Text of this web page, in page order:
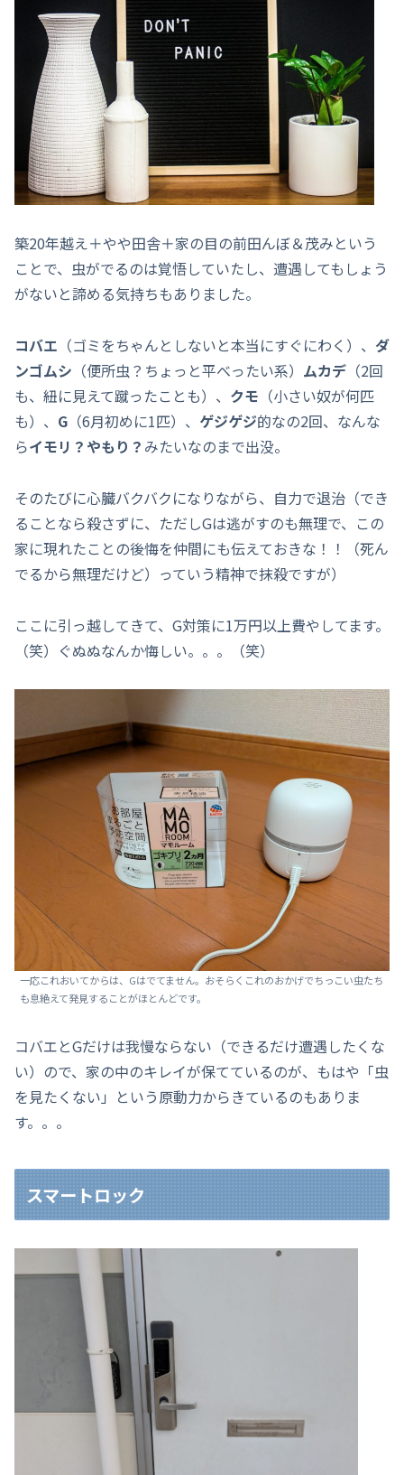
築20年越え＋やや田舎＋家の目の前田んぼ＆茂みという
ことで、虫がでるのは覚悟していたし、遭遇してもしょう
がないと諦める気持ちもありました。
コバエ （ゴミをちゃんとしないと本当にすぐにわく）、 ダ
ンゴムシ （便所虫？ちょっと平べったい系） ムカデ （2回
も、紐に見えて蹴ったことも）、 クモ （小さい奴が何匹
も）、 G （6月初めに1匹）、 ゲジゲジ的なの2回、なんな
らイモリ？やもり？ みたいなのまで出没。
そのたびに心臓バクバクになりながら、自力で退治（でき
ることなら殺さずに、ただしGは逃がすのも無理で、この
家に現れたことの後悔を仲間にも伝えておきな！！（死ん
でるから無理だけど）っていう精神で抹殺ですが）
ここに引っ越してきて、G対策に1万円以上費やしてます。
（笑）ぐぬぬなんか悔しい。。。（笑）
一応これおいてからは、Gはでてません。おそらくこれのおかげでちっこい虫たち
も息絶えて発見することがほとんどです。
コバエとGだけは我慢ならない（できるだけ遭遇したくな
い）ので、家の中のキレイが保てているのが、もはや「虫
を見たくない」という原動力からきているのもありま
す。。。
スマートロック